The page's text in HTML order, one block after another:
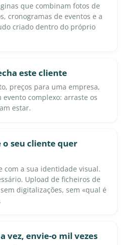
que combinam fotos de
cronogramas de eventos e a
criado dentro do próprio
este cliente
preços para uma empresa,
complexo: arraste os
estar.
seu cliente quer
com a sua identidade visual.
Upload de ficheiros de
digitalizações, sem «qual é
vez, envie-o mil vezes